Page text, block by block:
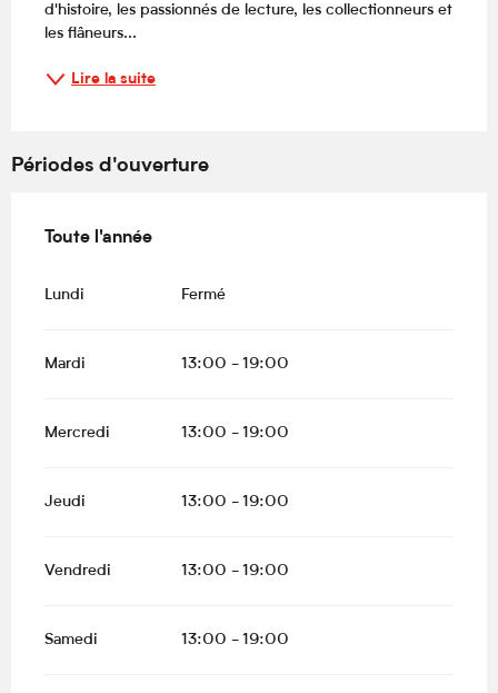
d'histoire, les passionnés de lecture, les collectionneurs et
les flâneurs...
Lire la suite
Périodes d'ouverture
Toute l'année
Toute l'année
Lundi Fermé
Mardi 13:00 - 19:00
Mercredi 13:00 - 19:00
Jeudi 13:00 - 19:00
Vendredi 13:00 - 19:00
Samedi 13:00 - 19:00